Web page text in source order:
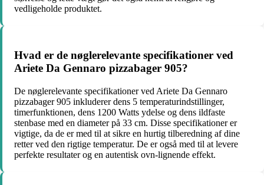
vedligeholde produktet.
Hvad er de nøglerelevante specifikationer ved
Ariete Da Gennaro pizzabager 905?
De nøglerelevante specifikationer ved Ariete Da Gennaro
pizzabager 905 inkluderer dens 5 temperaturindstillinger,
timerfunktionen, dens 1200 Watts ydelse og dens ildfaste
stenbase med en diameter på 33 cm. Disse specifikationer er
vigtige, da de er med til at sikre en hurtig tilberedning af dine
retter ved den rigtige temperatur. De er også med til at levere
perfekte resultater og en autentisk ovn-lignende effekt.